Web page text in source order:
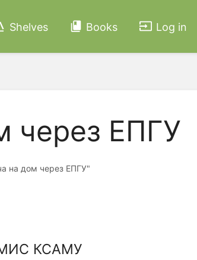
Shelves Books Log in
через ЕПГУ
на дом через ЕПГУ"
МИС КСАМУ